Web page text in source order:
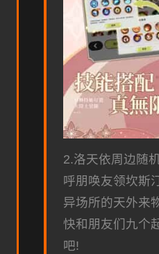
2.洛天依周边随
呼朋唤友领坎斯
异场所的天外来
快和朋友们九个
吧!